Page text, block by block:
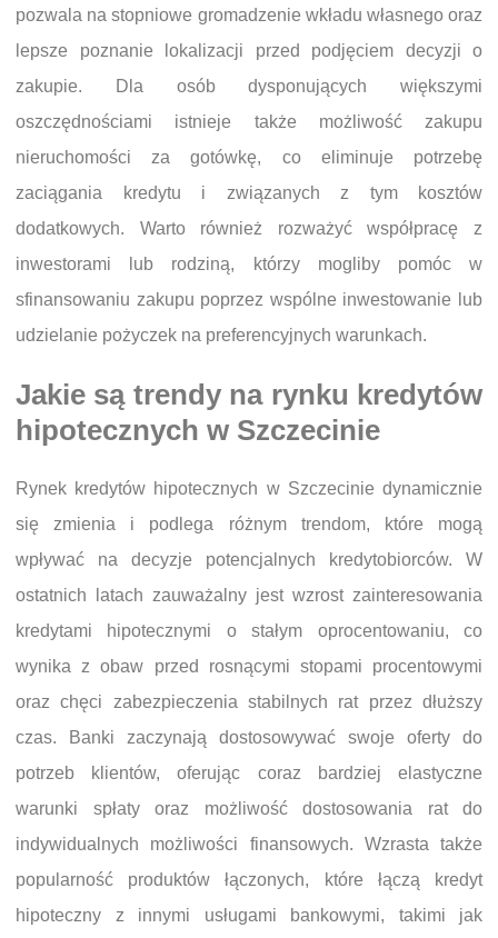
pozwala na stopniowe gromadzenie wkładu własnego oraz
lepsze poznanie lokalizacji przed podjęciem decyzji o
zakupie. Dla osób dysponujących większymi
oszczędnościami istnieje także możliwość zakupu
nieruchomości za gotówkę, co eliminuje potrzebę
zaciągania kredytu i związanych z tym kosztów
dodatkowych. Warto również rozważyć współpracę z
inwestorami lub rodziną, którzy mogliby pomóc w
sfinansowaniu zakupu poprzez wspólne inwestowanie lub
udzielanie pożyczek na preferencyjnych warunkach.
Jakie są trendy na rynku kredytów
hipotecznych w Szczecinie
Rynek kredytów hipotecznych w Szczecinie dynamicznie
się zmienia i podlega różnym trendom, które mogą
wpływać na decyzje potencjalnych kredytobiorców. W
ostatnich latach zauważalny jest wzrost zainteresowania
kredytami hipotecznymi o stałym oprocentowaniu, co
wynika z obaw przed rosnącymi stopami procentowymi
oraz chęci zabezpieczenia stabilnych rat przez dłuższy
czas. Banki zaczynają dostosowywać swoje oferty do
potrzeb klientów, oferując coraz bardziej elastyczne
warunki spłaty oraz możliwość dostosowania rat do
indywidualnych możliwości finansowych. Wzrasta także
popularność produktów łączonych, które łączą kredyt
hipoteczny z innymi usługami bankowymi, takimi jak